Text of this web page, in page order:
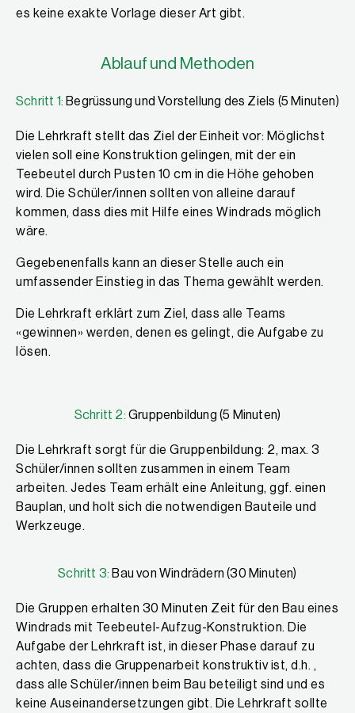
es keine exakte Vorlage dieser Art gibt.
Ablauf und Methoden
Schritt 1: Begrüssung und Vorstellung des Ziels (5 Minuten)
Die Lehrkraft stellt das Ziel der Einheit vor: Möglichst
vielen soll eine Konstruktion gelingen, mit der ein
Teebeutel durch Pusten 10 cm in die Höhe gehoben
wird. Die Schüler/innen sollten von alleine darauf
kommen, dass dies mit Hilfe eines Windrads möglich
wäre.
Gegebenenfalls kann an dieser Stelle auch ein
umfassender Einstieg in das Thema gewählt werden.
Die Lehrkraft erklärt zum Ziel, dass alle Teams
«gewinnen» werden, denen es gelingt, die Aufgabe zu
lösen.
Schritt 2: Gruppenbildung (5 Minuten)
Die Lehrkraft sorgt für die Gruppenbildung: 2, max. 3
Schüler/innen sollten zusammen in einem Team
arbeiten. Jedes Team erhält eine Anleitung, ggf. einen
Bauplan, und holt sich die notwendigen Bauteile und
Werkzeuge.
Schritt 3: Bau von Windrädern (30 Minuten)
Die Gruppen erhalten 30 Minuten Zeit für den Bau eines
Windrads mit Teebeutel-Aufzug-Konstruktion. Die
Aufgabe der Lehrkraft ist, in dieser Phase darauf zu
achten, dass die Gruppenarbeit konstruktiv ist, d.h. ,
dass alle Schüler/innen beim Bau beteiligt sind und es
keine Auseinandersetzungen gibt. Die Lehrkraft sollte